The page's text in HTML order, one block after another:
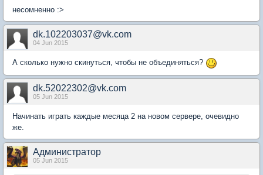
несомненно :>
dk.102203037@vk.com
04 Jun 2015
А сколько нужно скинуться, чтобы не объединяться?
dk.52022302@vk.com
05 Jun 2015
Начинать играть каждые месяца 2 на новом сервере, очевидно
же.
Администратор
05 Jun 2015